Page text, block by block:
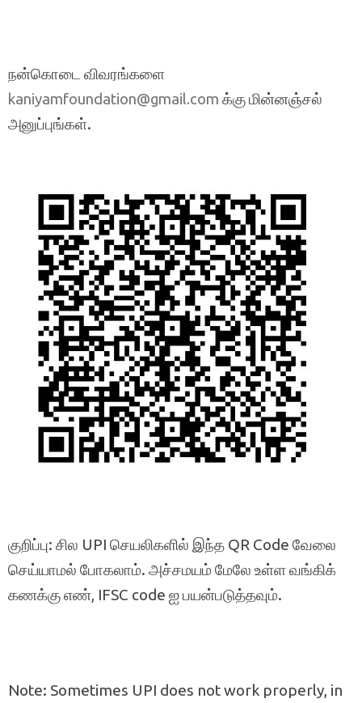
நன்கொடை விவரங்களை
kaniyamfoundation@gmail.com க்கு மின்னஞ்சல்
அனுப்புங்கள்.
குறிப்பு: சில UPI செயலிகளில் இந்த QR Code வேலை
செய்யாமல் போகலாம். அச்சமயம் மேலே உள்ள வங்கிக்
கணக்கு எண், IFSC code ஐ பயன்படுத்தவும்.
Note: Sometimes UPI does not work properly, in